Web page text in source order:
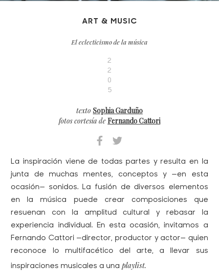
ART & MUSIC
El eclecticismo de la música
2
2
0
5
texto Sophia Garduño
fotos cortesía de Fernando Cattori
La inspiración viene de todas partes y resulta en la
junta de muchas mentes, conceptos y —en esta
ocasión— sonidos. La fusión de diversos elementos
en la música puede crear composiciones que
resuenan con la amplitud cultural y rebasar la
experiencia individual. En esta ocasión, invitamos a
Fernando Cattori —director, productor y actor— quien
reconoce lo multifacético del arte, a llevar sus
inspiraciones musicales a unaplaylist.